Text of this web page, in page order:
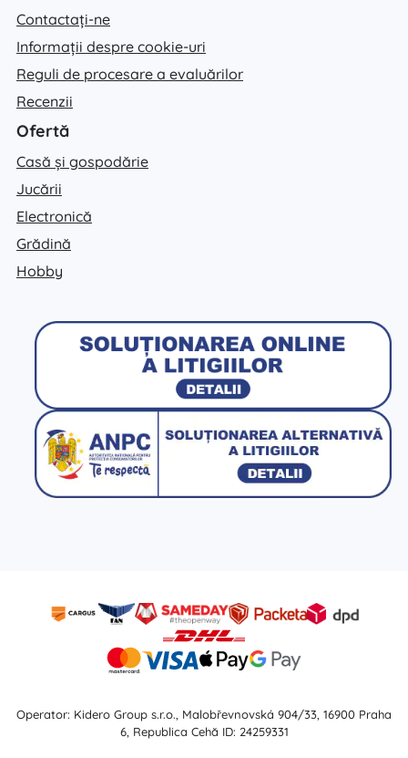
Contactați-ne
Informații despre cookie-uri
Reguli de procesare a evaluărilor
Recenzii
Ofertă
Casă și gospodărie
Jucării
Electronică
Grădină
Hobby
Operator: Kidero Group s.r.o., Malobřevnovská 904/33, 16900 Praha
6, Republica Cehă ID: 24259331